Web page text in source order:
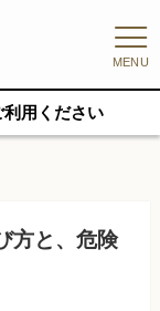
MENU
利用ください
方と、危険